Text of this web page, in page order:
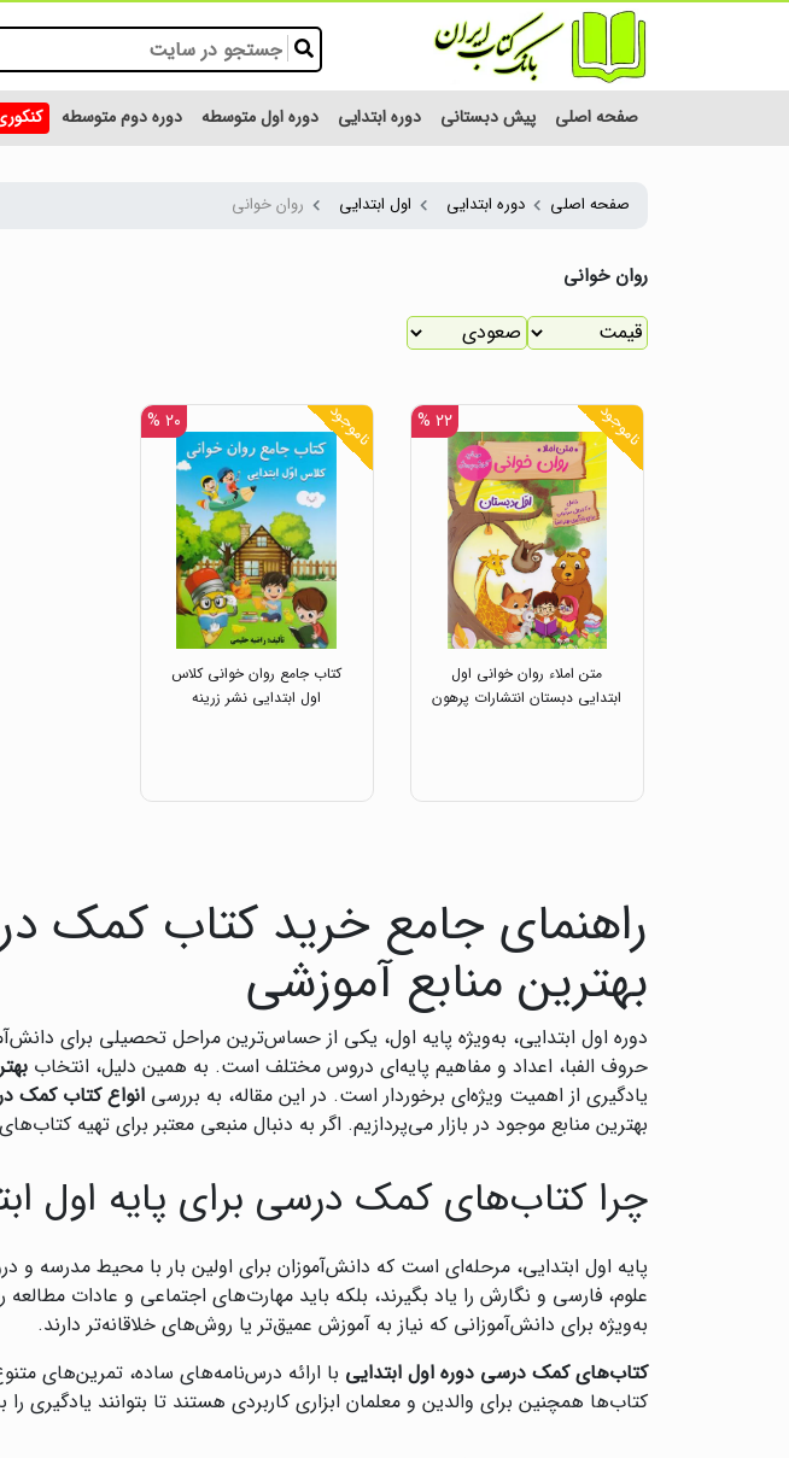
صفحه اصلی پیش دبستانی دوره ابتدایی دوره اول متوسطه دوره دوم متوسطه
صفحه اصلی دوره ابتدایی اول ابتدایی روان خوانی
روان خوانی
ناموجود ۲۲ %
متن املاء روان خوانی اول
ابتدایی دبستان انتشارات پرهون
ناموجود ۲۰ %
کتاب جامع روان خوانی کلاس
اول ابتدایی نشر زرینه
راهنمای جامع خرید کتاب کمک
بهترین منابع آموزشی
دوره اول ابتدایی، به‌ویژه پایه اول، یکی از حساس‌ترین مراحل تحصیلی برای
حروف الفبا، اعداد و مفاهیم پایه‌ای دروس مختلف است. به همین دلیل، انتخاب
یادگیری از اهمیت ویژه‌ای برخوردار است. در این مقاله، به بررسی انواع کتاب کمک
بهترین منابع موجود در بازار می‌پردازیم. اگر به دنبال منبعی معتبر برای تهیه
چرا کتاب‌های کمک درسی برای پایه اول
پایه اول ابتدایی، مرحله‌ای است که دانش‌آموزان برای اولین بار با محیط مدرسه
علوم، فارسی و نگارش را یاد بگیرند، بلکه باید مهارت‌های اجتماعی و عادات
به‌ویژه برای دانش‌آموزانی که نیاز به آموزش عمیق‌تر یا روش‌های خلاقانه‌تر دارند.
کتاب‌های کمک درسی دوره اول ابتدایی با ارائه درس‌نامه‌های ساده، تمرین‌های
کتاب‌ها همچنین برای والدین و معلمان ابزاری کاربردی هستند تا بتوانند یادگیری